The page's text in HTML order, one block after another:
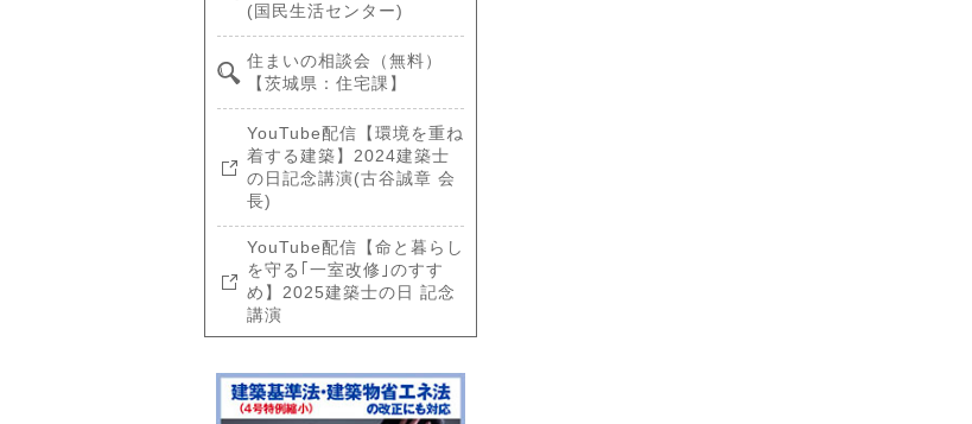
(国民生活センター)
住まいの相談会（無料）
【茨城県：住宅課】
YouTube配信【環境を重ね
着する建築】2024建築士
の日記念講演(古谷誠章 会
長)
YouTube配信【命と暮らし
を守る｢一室改修｣のすす
め】2025建築士の日 記念
講演